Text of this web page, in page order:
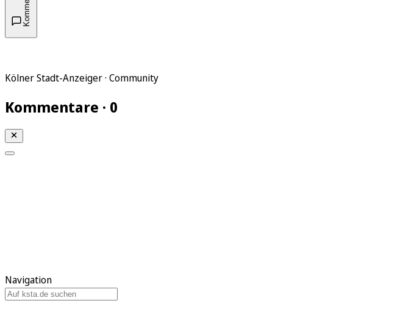
Kölner Stadt-Anzeiger · Community
Kommentare · 0
Navigation